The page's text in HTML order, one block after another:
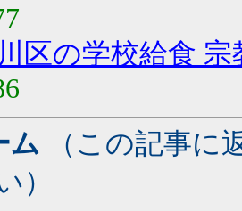
区の学校給食
ム （この記事に
）